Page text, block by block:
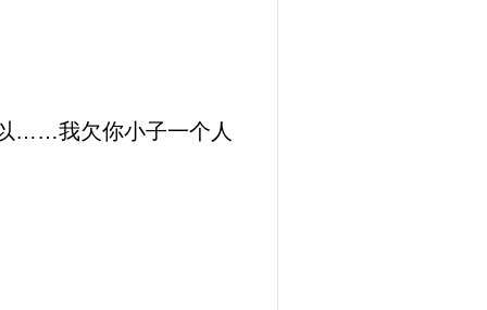
……我欠你小子一个人